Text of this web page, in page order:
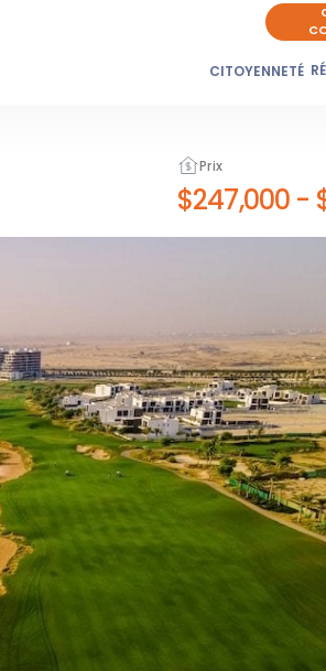
CITOYENNETÉ
Prix
$247,000 -